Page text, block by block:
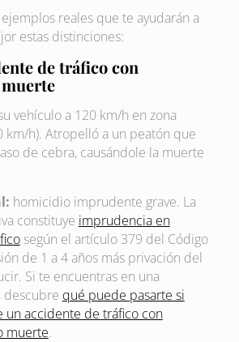
reales que te ayudarán a
estas distinciones:
de tráfico con
vehículo a 120 km/h en zona
km/h). Atropelló a un peatón que
de cebra, causándole la muerte
homicidio imprudente grave. La
constituye imprudencia en
según el artículo 379 del Código
de 1 a 4 años más privación del
Si te encuentras en una
descubre qué puede pasarte si
un accidente de tráfico con
muerte.